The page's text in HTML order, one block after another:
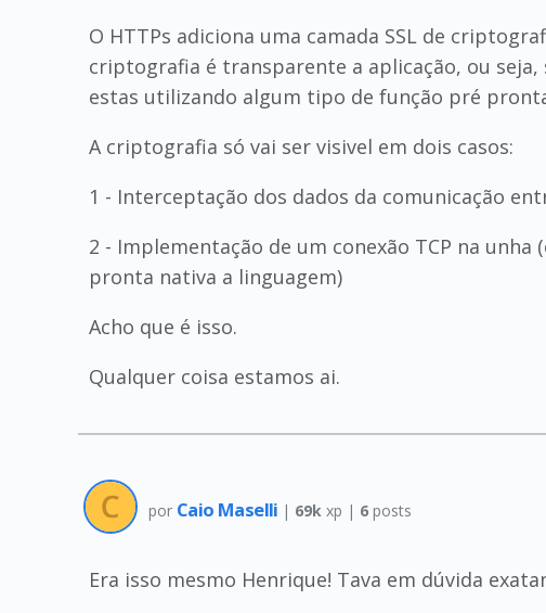
O HTTPs adiciona uma camada SSL de
criptografia é transparente a aplicação, ou
estas utilizando algum tipo de função pré
A criptografia só vai ser visivel em dois casos:
1 - Interceptação dos dados da comunicação
2 - Implementação de um conexão TCP na
pronta nativa a linguagem)
Acho que é isso.
Qualquer coisa estamos ai.
por Caio Maselli | 69k xp | 6 posts
Era isso mesmo Henrique! Tava em dúvida